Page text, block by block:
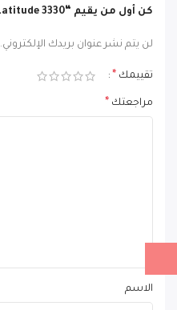
كن أول من يقيم “Dell Latitude 3330”
لن يتم نشر عنوان بريدك الإلكتروني.
تقييمك *
مراجعتك *
الاسم